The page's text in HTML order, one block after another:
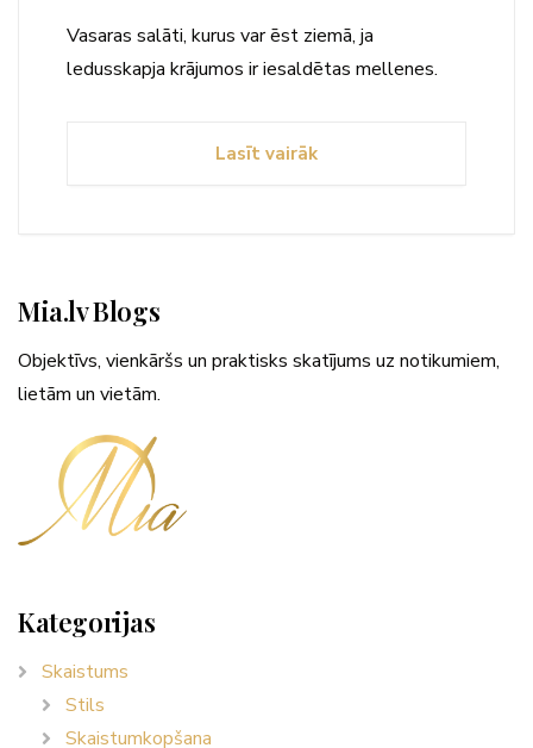
Vasaras salāti, kurus var ēst ziemā, ja
ledusskapja krājumos ir iesaldētas mellenes.
Lasīt vairāk
Mia.lv Blogs
Objektīvs, vienkāršs un praktisks skatījums uz notikumiem,
lietām un vietām.
Kategorijas
Skaistums
Stils
Skaistumkopšana